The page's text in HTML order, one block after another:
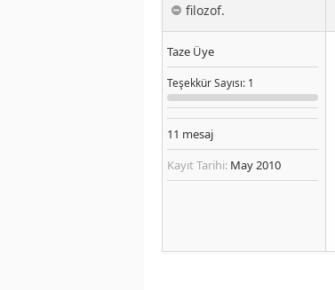
filozof.
Taze Üye
TeşekkürSayısı: 1
11 mesaj
Kayıt Tarihi: May 2010